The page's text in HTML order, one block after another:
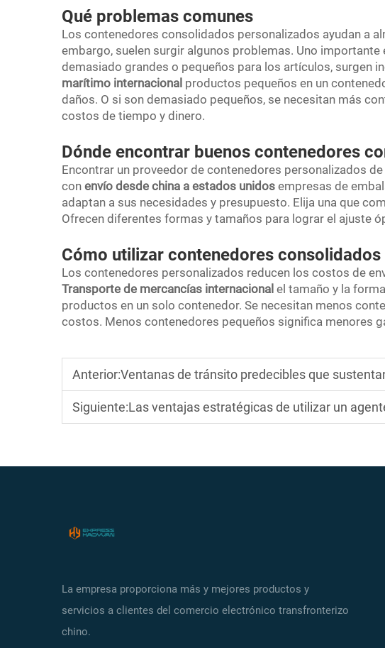
Qué problemas comunes
Los contenedores consolidados personalizados ayudan a
embargo, suelen surgir algunos problemas. Uno
demasiado grandes o pequeños para los artículos, surgen
marítimo internacional productos pequeños en un
daños. O si son demasiado pequeños, se necesitan más
costos de tiempo y dinero.
Dónde encontrar buenos contenedores
Encontrar un proveedor de contenedores personalizados
con envío desde china a estados unidos empresas de
adaptan a sus necesidades y presupuesto. Elija una que
Ofrecen diferentes formas y tamaños para lograr el ajuste
Cómo utilizar contenedores
Los contenedores personalizados reducen los costos de
Transporte de mercancías internacional el tamaño y la
productos en un solo contenedor. Se necesitan menos
costos. Menos contenedores pequeños significa menores
Anterior:Ventanas de tránsito predecibles que sustentan sus
Siguiente:Las ventajas estratégicas de utilizar un agente aduanero especializado para
La empresa proporciona más y mejores productos y
servicios a clientes del comercio electrónico transfronterizo
chino.